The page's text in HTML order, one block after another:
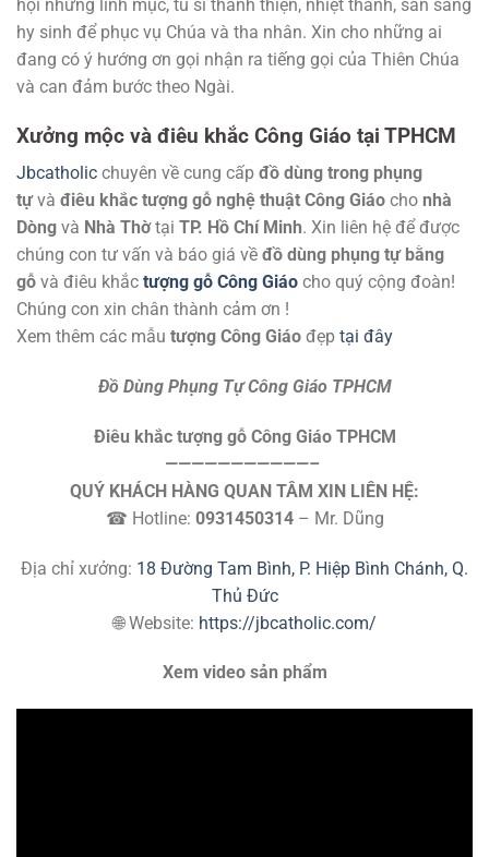
hội những linh mục, tu sĩ thánh thiện, nhiệt thành, sẵn sàng
hy sinh để phục vụ Chúa và tha nhân. Xin cho những ai
đang có ý hướng ơn gọi nhận ra tiếng gọi của Thiên Chúa
và can đảm bước theo Ngài.
Xưởng mộc và điêu khắc Công Giáo tại TPHCM
Jbcatholic chuyên về cung cấp đồ dùng trong phụng
tựvà điêu khắc tượng gỗ nghệ thuật Công Giáo cho nhà
Dòng và Nhà Thờtại TP. Hồ Chí Minh. Xin liên hệ để được
chúng con tư vấn và báo giá về đồ dùng phụng tự bằng
gỗ và điêu khắc tượng gỗ Công Giáo cho quý cộng đoàn!
Chúng con xin chân thành cảm ơn !
Xem thêm các mẫu tượng Công Giáo đẹp tại đây
Đồ Dùng Phụng Tự Công Giáo TPHCM
Điêu khắc tượng gỗ Công Giáo TPHCM
———————————–
QUÝ KHÁCH HÀNG QUAN TÂM XIN LIÊN HỆ:
☎ Hotline: 0931450314– Mr. Dũng
Địa chỉ xưởng: 18 Đường Tam Bình, P. Hiệp Bình Chánh, Q.
Thủ Đức
🌐 Website: https://jbcatholic.com/
Xem video sản phẩm